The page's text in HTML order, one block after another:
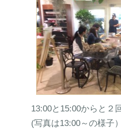
13:00と15:00からと２
(写真は13:00～の様子